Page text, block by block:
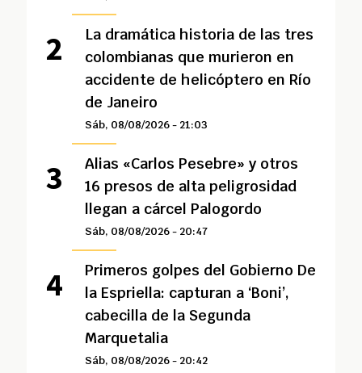
La dramática historia de las tres
colombianas que murieron en
accidente de helicóptero en Río
de Janeiro
Sáb, 08/08/2026 - 21:03
Alias «Carlos Pesebre» y otros
16 presos de alta peligrosidad
llegan a cárcel Palogordo
Sáb, 08/08/2026 - 20:47
Primeros golpes del Gobierno De
la Espriella: capturan a ‘Boni’,
cabecilla de la Segunda
Marquetalia
Sáb, 08/08/2026 - 20:42